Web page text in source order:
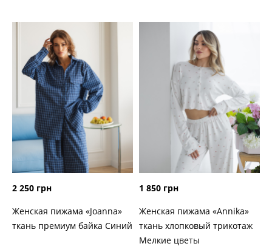
2 250 грн
Женская пижама «Joanna»
ткань премиум байка Синий
1 850 грн
Женская пижама «Annika»
ткань хлопковый трикотаж
Мелкие цветы